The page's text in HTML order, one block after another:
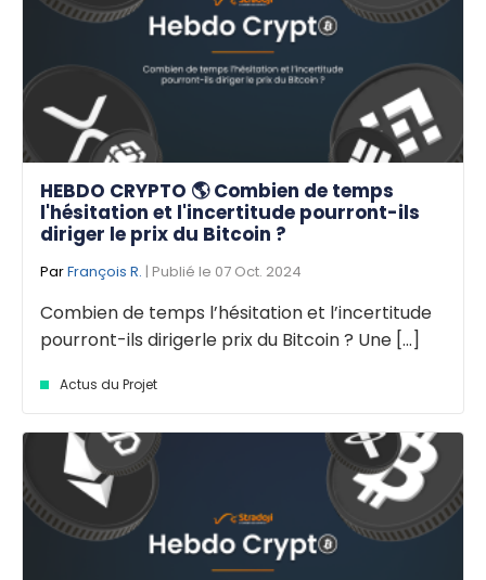
HEBDO CRYPTO 🌎 Combien de temps
l'hésitation et l'incertitude pourront-ils
diriger le prix du Bitcoin ?
ParFrançois R. | Publié le 07 Oct. 2024
Combien de temps l’hésitation et l’incertitude
pourront-ils dirigerle prix du Bitcoin ? Une [...]
Actus du Projet